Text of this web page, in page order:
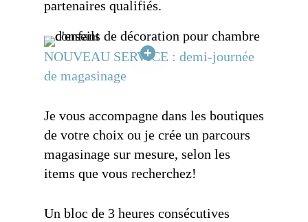
partenaires qualifiés.
NOUVEAU SERVICE : demi-journée
de magasinage
Je vous accompagne dans les boutiques
de votre choix ou je crée un parcours
magasinage sur mesure, selon les
items que vous recherchez!
Un bloc de 3 heures consécutives